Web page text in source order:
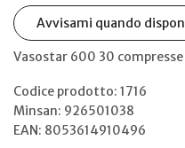
Avvisami quando
Vasostar 600 30
Codice prodotto: 1716
Minsan: 926501038
EAN: 8053614910496